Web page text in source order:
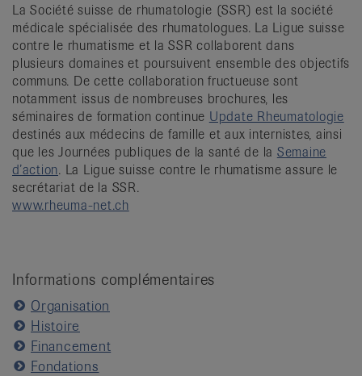
La Société suisse de rhumatologie (SSR) est la société
médicale spécialisée des rhumatologues. La Ligue suisse
contre le rhumatisme et la SSR collaborent dans
plusieurs domaines et poursuivent ensemble des objectifs
communs. De cette collaboration fructueuse sont
notamment issus de nombreuses brochures, les
séminaires de formation continue Update Rheumatologie
destinés aux médecins de famille et aux internistes, ainsi
que les Journées publiques de la santé de la Semaine
d’action. La Ligue suisse contre le rhumatisme assure le
secrétariat de la SSR.
www.rheuma-net.ch
Informations complémentaires
Organisation
Histoire
Financement
Fondations